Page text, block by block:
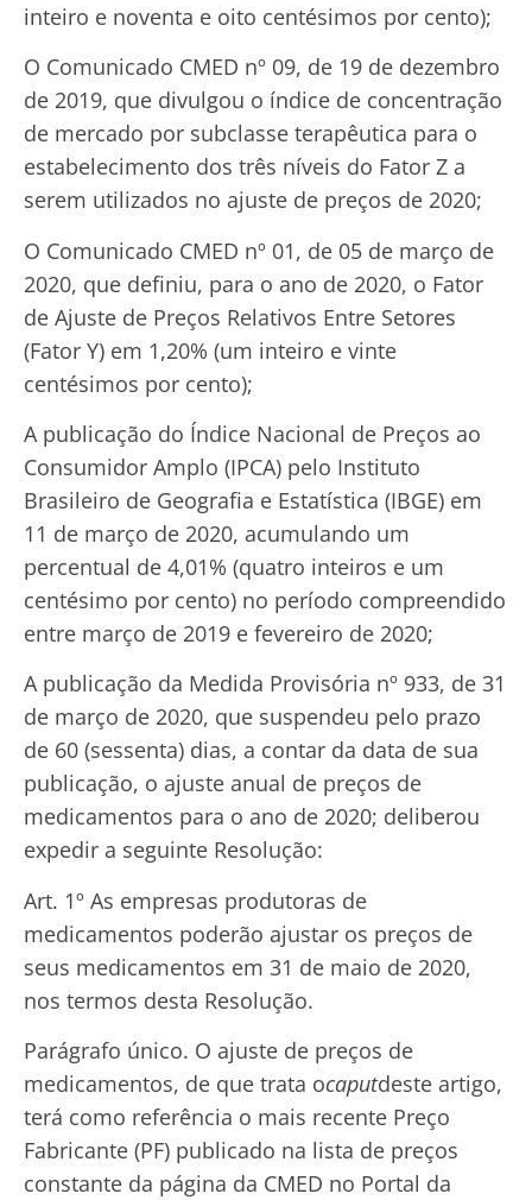
inteiro e noventa e oito centésimos por cento);
O Comunicado CMED nº 09, de 19 de dezembro
de 2019, que divulgou o índice de concentração
de mercado por subclasse terapêutica para o
estabelecimento dos três níveis do Fator Z a
serem utilizados no ajuste de preços de 2020;
O Comunicado CMED nº 01, de 05 de março de
2020, que definiu, para o ano de 2020, o Fator
de Ajuste de Preços Relativos Entre Setores
(Fator Y) em 1,20% (um inteiro e vinte
centésimos por cento);
A publicação do Índice Nacional de Preços ao
Consumidor Amplo (IPCA) pelo Instituto
Brasileiro de Geografia e Estatística (IBGE) em
11 de março de 2020, acumulando um
percentual de 4,01% (quatro inteiros e um
centésimo por cento) no período compreendido
entre março de 2019 e fevereiro de 2020;
A publicação da Medida Provisória nº 933, de 31
de março de 2020, que suspendeu pelo prazo
de 60 (sessenta) dias, a contar da data de sua
publicação, o ajuste anual de preços de
medicamentos para o ano de 2020; deliberou
expedir a seguinte Resolução:
Art. 1º As empresas produtoras de
medicamentos poderão ajustar os preços de
seus medicamentos em 31 de maio de 2020,
nos termos desta Resolução.
Parágrafo único. O ajuste de preços de
medicamentos, de que trata ocaputdeste artigo,
terá como referência o mais recente Preço
Fabricante (PF) publicado na lista de preços
constante da página da CMED no Portal da